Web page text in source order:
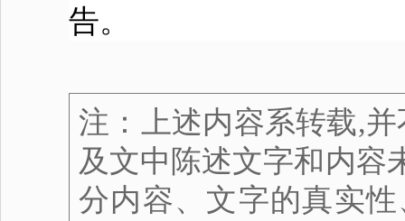
告。
注：上述内容系转载,
及文中陈述文字和内容
分内容、文字的真实